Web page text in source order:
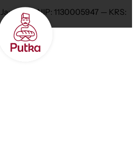
NIP: 1130005947 — KRS: